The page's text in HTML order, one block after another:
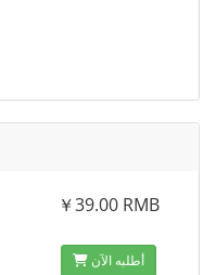
￥39.00 RMB
أطلبه الآن